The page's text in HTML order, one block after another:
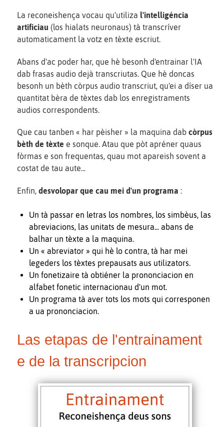
La reconeishença vocau qu'utiliza l'intelligéncia
artificiau (los hialats neuronaus) tà transcríver
automaticament la votz en tèxte escriut.
Abans d'ac poder har, que hè besonh d'entrainar l'IA
dab frasas audio dejà transcriutas. Que hè doncas
besonh un bèth còrpus audio transcriut, qu'ei a díser ua
quantitat bèra de tèxtes dab los enregistraments
audios correspondents.
Que cau tanben « har pèisher » la maquina dab còrpus
bèth de tèxte e sonque. Atau que pòt apréner quaus
fòrmas e son frequentas, quau mot apareish sovent a
costat de tau aute...
Enfin, desvolopar que cau mei d'un programa :
Un tà passar en letras los nombres, los simbèus, las
abreviacions, las unitats de mesura... abans de
balhar un tèxte a la maquina.
Un « abreviator » qui hè lo contra, tà har mei
legeders los tèxtes prepausats aus utilizators.
Un fonetizaire tà obtiéner la prononciacion en
alfabet fonetic internacionau d'un mot.
Un programa tà aver tots los mots qui corresponen
a ua prononciacion.
Las etapas de l'entrainament
e de la transcripcion